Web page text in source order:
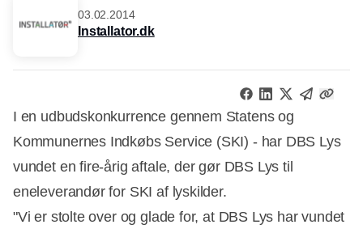
03.02.2014
Installator.dk
I en udbudskonkurrence gennem Statens og
Kommunernes Indkøbs Service (SKI) - har DBS Lys
vundet en fire-årig aftale, der gør DBS Lys til
eneleverandør for SKI af lyskilder.
"Vi er stolte over og glade for, at DBS Lys har vundet